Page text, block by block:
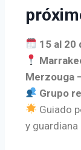
15 al 20
Merzouga
Grupo
Guiado
y guardiana